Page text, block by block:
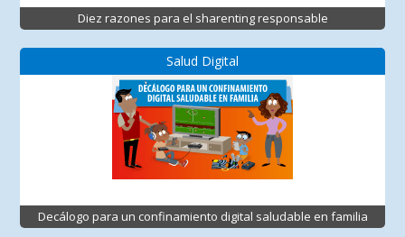
Diez razones para el sharenting responsable
Salud Digital
Decálogo para un confinamiento digital saludable en familia